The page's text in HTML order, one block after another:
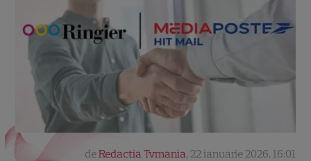
deRedactia Tvmania, 22 ianuarie 2026, 16:01